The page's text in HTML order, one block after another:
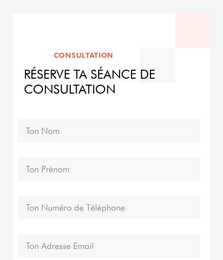
CONSULTATION
RÉSERVE TA SÉANCE DE
CONSULTATION